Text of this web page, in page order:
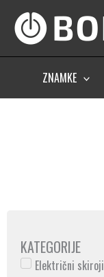
content
ZNAMKE
KATEGORIJE
Električni skiroji